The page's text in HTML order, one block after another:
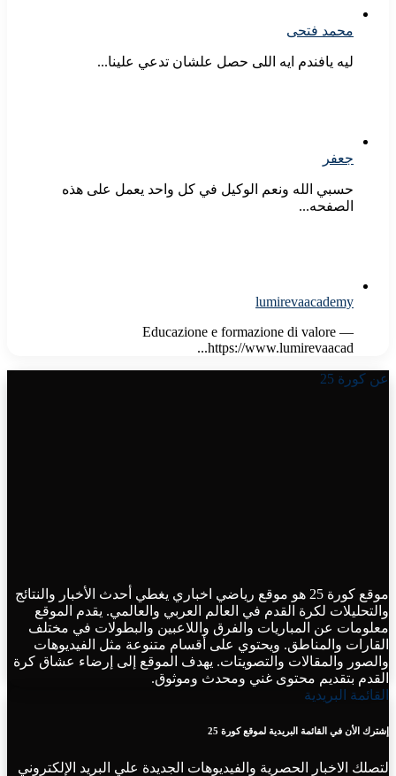
محمد فتحى
ليه يافندم ايه اللى حصل علشان تدعي علينا...
جعفر
حسبي الله ونعم الوكيل في كل واحد يعمل على هذه
الصفحه...
lumirevaacademy
Educazione e formazione di valore —
https://www.lumirevaacad...
عن كورة 25
موقع كورة 25 هو موقع رياضي اخباري يغطي أحدث الأخبار والنتائج
والتحليلات لكرة القدم في العالم العربي والعالمي. يقدم الموقع
معلومات عن المباريات والفرق واللاعبين والبطولات في مختلف
القارات والمناطق. ويحتوي على أقسام متنوعة مثل الفيديوهات
والصور والمقالات والتصويتات. يهدف الموقع إلى إرضاء عشاق كرة
القدم بتقديم محتوى غني ومحدث وموثوق.
القائمة البريدية
إشترك الأن في القائمة البريدية لموقع كورة 25
لتصلك الاخبار الحصرية والفيديوهات الجديدة علي البريد الإلكتروني